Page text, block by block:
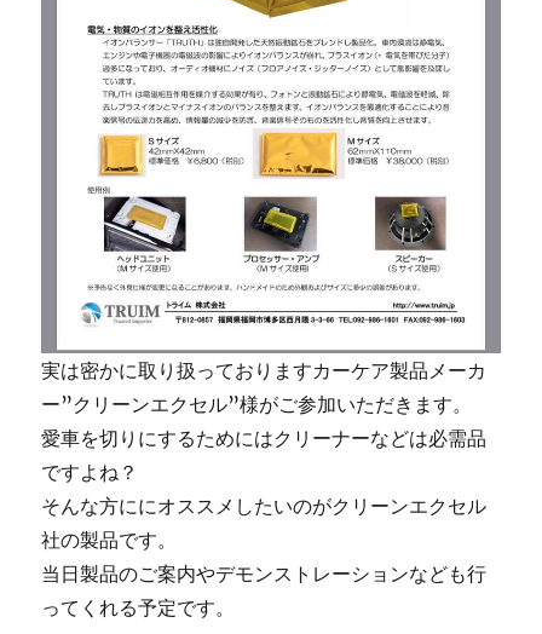
実は密かに取り扱っておりますカーケア製品メーカ
ー”クリーンエクセル”様がご参加いただきます。
愛車を切りにするためにはクリーナーなどは必需品
ですよね？
そんな方ににオススメしたいのがクリーンエクセル
社の製品です。
当日製品のご案内やデモンストレーションなども行
ってくれる予定です。